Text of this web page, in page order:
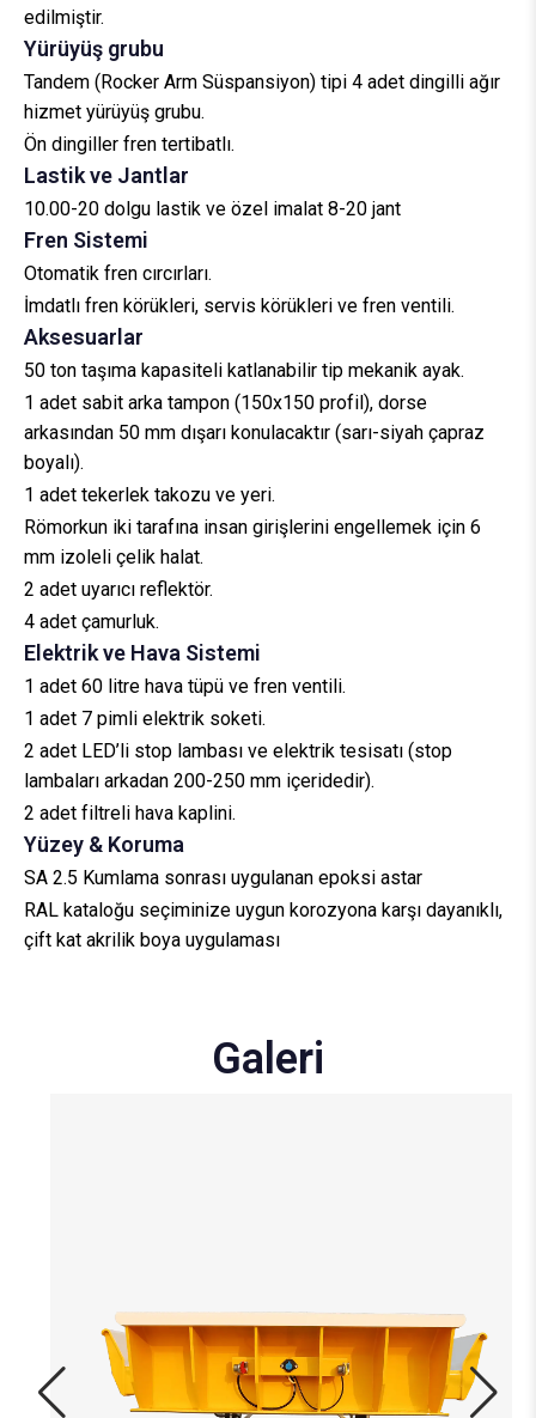
edilmiştir.
Yürüyüş grubu
Tandem (Rocker Arm Süspansiyon) tipi 4 adet dingilli ağır
hizmet yürüyüş grubu.
Ön dingiller fren tertibatlı.
Lastik ve Jantlar
10.00-20 dolgu lastik ve özel imalat 8-20 jant
Fren Sistemi
Otomatik fren cırcırları.
İmdatlı fren körükleri, servis körükleri ve fren ventili.
Aksesuarlar
50 ton taşıma kapasiteli katlanabilir tip mekanik ayak.
1 adet sabit arka tampon (150x150 profil), dorse
arkasından 50 mm dışarı konulacaktır (sarı-siyah çapraz
boyalı).
1 adet tekerlek takozu ve yeri.
Römorkun iki tarafına insan girişlerini engellemek için 6
mm izoleli çelik halat.
2 adet uyarıcı reflektör.
4 adet çamurluk.
Elektrik ve Hava Sistemi
1 adet 60 litre hava tüpü ve fren ventili.
1 adet 7 pimli elektrik soketi.
2 adet LED’li stop lambası ve elektrik tesisatı (stop
lambaları arkadan 200-250 mm içeridedir).
2 adet filtreli hava kaplini.
Yüzey & Koruma
SA 2.5 Kumlama sonrası uygulanan epoksi astar
RAL kataloğu seçiminize uygun korozyona karşı dayanıklı,
çift kat akrilik boya uygulaması
Galeri